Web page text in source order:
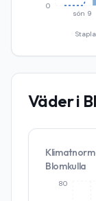
sön 9
0
Väder i
Blomkulla
80